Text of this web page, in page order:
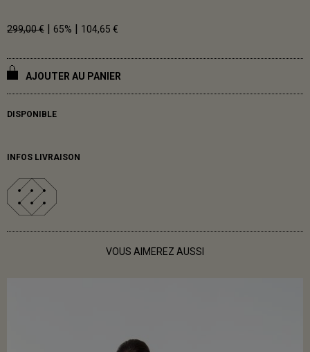
299,00 € 65% 104,65 €
AJOUTER AU PANIER
DISPONIBLE
INFOS LIVRAISON
VOUS AIMEREZ AUSSI